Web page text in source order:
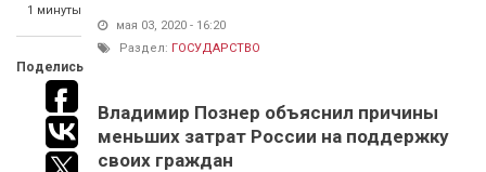
1 минуты
Поделись
мая 03, 2020 - 16:20
Раздел: ГОСУДАРСТВО
Владимир Познер объяснил причины
меньших затрат России на поддержку
своих граждан